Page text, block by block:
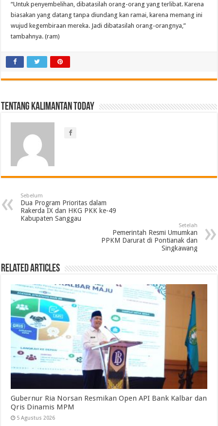
“Untuk penyembelihan, dibatasilah orang-orang yang terlibat. Karena
biasakan yang datang tanpa diundang kan ramai, karena memang ini
wujud kegembiraan mereka. Jadi dibatasilah orang-orangnya,”
tambahnya. (ram)
Tentang Kalimantan Today
Sebelum
Dua Program Prioritas dalam
Rakerda IX dan HKG PKK ke-49
Kabupaten Sanggau
Setelah
Pemerintah Resmi Umumkan
PPKM Darurat di Pontianak dan
Singkawang
Related Articles
Gubernur Ria Norsan Resmikan Open API Bank Kalbar dan
Qris Dinamis MPM
5 Agustus 2026